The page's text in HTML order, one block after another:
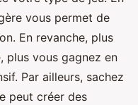
vous permet de
En revanche, plus
plus vous gagnez en
Par ailleurs, sachez
peut créer des